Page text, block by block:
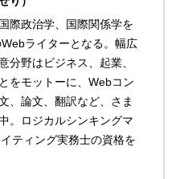
際政治学、国際関係学を
ライターとなる。幅広
分野はビジネス、起業、
をモットーに、Webコン
、論文、翻訳など、さま
。ロジカルシンキングマ
ティング実務士の資格を